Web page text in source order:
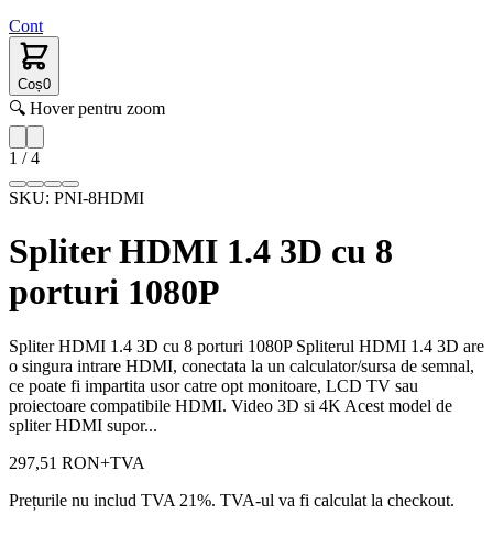
Cont
Coș0
🔍 Hover pentru zoom
1 /4
SKU: PNI-8HDMI
Spliter HDMI 1.4 3D cu 8
porturi 1080P
Spliter HDMI 1.4 3D cu 8 porturi 1080P Spliterul HDMI 1.4 3D are
o singura intrare HDMI, conectata la un calculator/sursa de semnal,
ce poate fi impartita usor catre opt monitoare, LCD TV sau
proiectoare compatibile HDMI. Video 3D si 4K Acest model de
spliter HDMI supor...
297,51 RON+TVA
Prețurile nu includ TVA 21%. TVA-ul va fi calculat la checkout.